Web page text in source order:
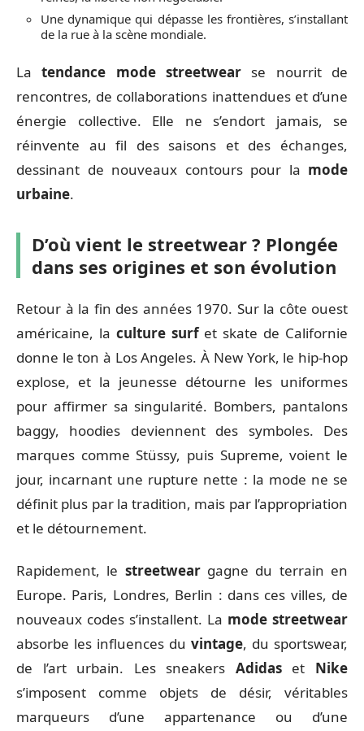
Une dynamique qui dépasse les frontières, s’installant
de la rue à la scène mondiale.
Latendance mode streetwear se nourrit de
rencontres, de collaborations inattendues et d’une
énergie collective. Elle ne s’endort jamais, se
réinvente au fil des saisons et des échanges,
dessinant de nouveaux contours pour la mode
urbaine.
D’où vient le streetwear ? Plongée
dans ses origines et son évolution
Retour à la fin des années 1970. Sur la côte ouest
américaine, la culture surfet skate de Californie
donne le ton à Los Angeles. À New York, le hip-hop
explose, et la jeunesse détourne les uniformes
pour affirmer sa singularité. Bombers, pantalons
baggy, hoodies deviennent des symboles. Des
marques comme Stüssy, puis Supreme, voient le
jour, incarnant une rupture nette : la mode ne se
définit plus par la tradition, mais par l’appropriation
et le détournement.
Rapidement, le streetweargagne du terrain en
Europe. Paris, Londres, Berlin : dans ces villes, de
nouveaux codes s’installent. La mode streetwear
absorbe les influences du vintage, du sportswear,
de l’art urbain. Les sneakers Adidaset Nike
s’imposent comme objets de désir, véritables
marqueurs d’une appartenance ou d’une